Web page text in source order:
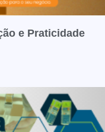
e Praticidade